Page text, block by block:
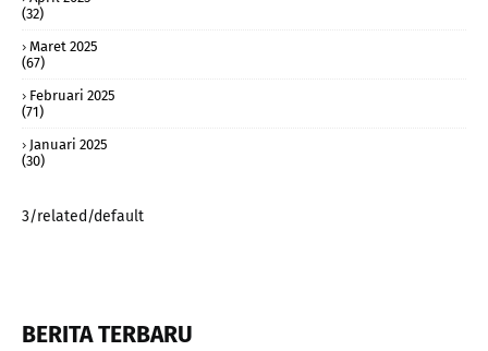
(32)
Maret 2025
(67)
Februari 2025
(71)
Januari 2025
(30)
3/related/default
BERITA TERBARU